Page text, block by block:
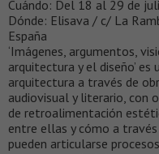
Cuándo: Del 18 al 29 de
Dónde: Elisava / c/ La
España
‘Imágenes, argumentos,
arquitectura y el diseño’
arquitectura a través de
audiovisual y literario, con
de retroalimentación
entre ellas y cómo a
pueden articularse